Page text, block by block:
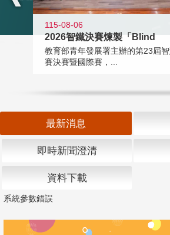
115-08-06
2026智鐵決賽煉製「Blind
教育部青年發展署主辦的第23屆
賽決賽暨國際賽，...
最新消息
即時新聞澄清
資料下載
系統參數錯誤